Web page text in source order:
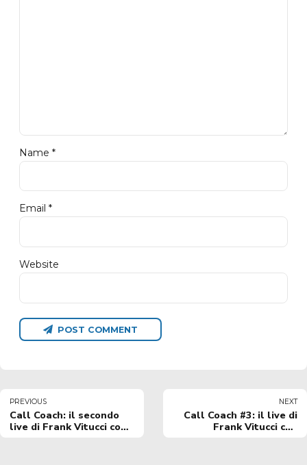
Name *
Email *
Website
POST COMMENT
PREVIOUS
Call Coach: il secondo
live di Frank Vitucci con
NEXT
Call Coach #3: il live di
Frank Vitucci con